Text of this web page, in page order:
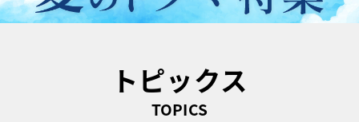
トピックス
TOPICS